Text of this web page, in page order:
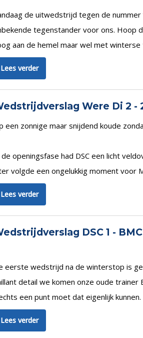
de uitwedstrijd tegen de
tegenstander voor ons. Hoop
aan de hemel maar wel met
Lees verder
Were Di 2 -
een zonnige maar snijdend koude
de openingsfase had DSC een licht
volgde een ongelukkig moment voor
Lees verder
DSC 1 - BMC
eerste wedstrijd na de winterstop is
detail we komen onze oude
een punt moet dat eigenlijk kunnen.
Lees verder